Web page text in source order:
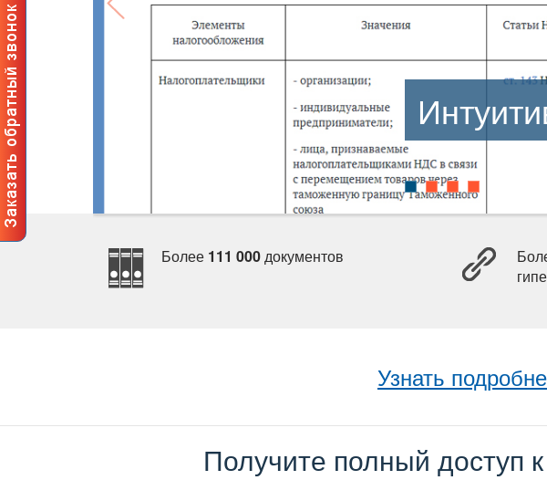
Более 111 000документо
Узнать
Получите полный доступ